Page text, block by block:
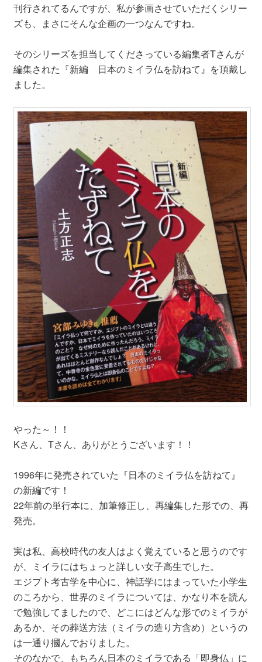
刊行されてるんですが、私が参画させていただくシリー
ズも、まさにそんな企画の一つなんですね。
そのシリーズを担当してくださっている編集者Tさんが
編集された『新編 日本のミイラ仏を訪ねて』を頂戴し
ました。
やった～！！
Kさん、Tさん、ありがとうございます！！
1996年に発売されていた『日本のミイラ仏を訪ねて』
の新編です！
22年前の単行本に、加筆修正し、再編集した形での、再
発売。
実は私、高校時代の友人はよく覚えていると思うのです
が、ミイラにはちょっと詳しい女子高生でした。
エジプト考古学を中心に、神話学にはまっていた小学生
のころから、世界のミイラについては、かなり本を読ん
で勉強してましたので、どこにはどんな形でのミイラが
あるか、その葬送方法（ミイラの造り方含め）というの
は一通り摑んでおりました。
そのなかで、もちろん日本のミイラである「即身仏」に